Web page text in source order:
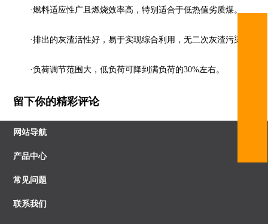
·燃料适应性广且燃烧效率高，特别适合于低热值劣质煤。
·排出的灰渣活性好，易于实现综合利用，无二次灰渣污染。
·负荷调节范围大，低负荷可降到满负荷的30%左右。
留下你的精彩评论
网站导航
产品中心
常见问题
联系我们